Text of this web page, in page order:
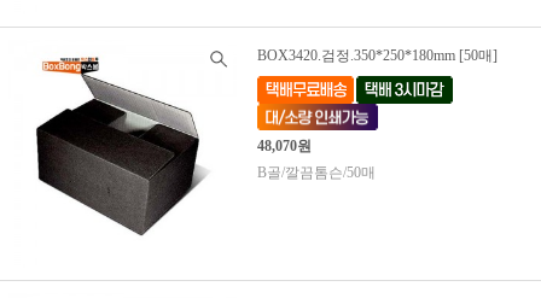
BOX3420.검정.350*250*180mm [50매]
48,070원
B골/깔끔톰슨/50매